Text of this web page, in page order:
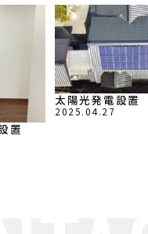
置
太陽光発電設置
2025.04.27